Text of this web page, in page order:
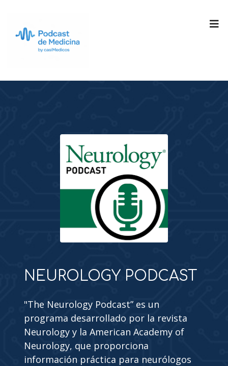
NEUROLOGY PODCAST
"The Neurology Podcast” es un
programa desarrollado por la revista
Neurology y la American Academy of
Neurology, que proporciona
información práctica para neurólogos